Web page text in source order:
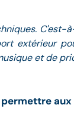
extérieur
et de